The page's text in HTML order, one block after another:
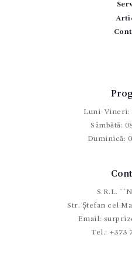
Luni-Vineri:
Sâmbătă:
Duminică:
S.R.L.
Str. Ștefan cel
Email:
Tel.: +373